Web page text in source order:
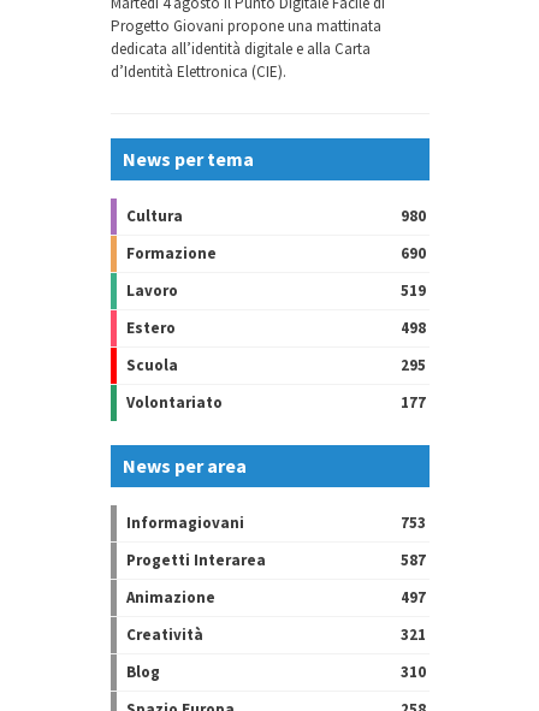
Progetto Giovani propone una mattinata
dedicata all’identità digitale e alla Carta
d’Identità Elettronica (CIE).
News per tema
Cultura
980
Formazione
690
Lavoro
519
Estero
498
Scuola
295
Volontariato
177
News per area
Informagiovani
753
Progetti Interarea
587
Animazione
497
Creatività
321
Blog
310